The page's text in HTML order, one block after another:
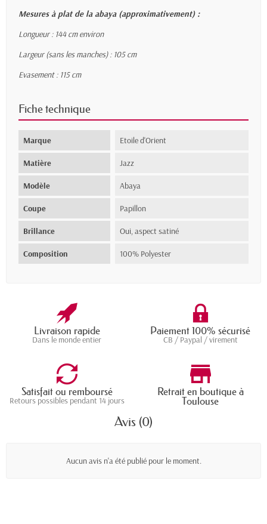
Mesures à plat de la abaya (approximativement) :
Longueur : 144 cm environ
Largeur (sans les manches) : 105 cm
Evasement : 115 cm
Fiche technique
Marque Etoile d'Orient
Matière Jazz
Modèle Abaya
Coupe Papillon
Brillance Oui, aspect satiné
Composition 100% Polyester
Livraison rapide
Dans le monde entier
Paiement 100% sécurisé
CB / Paypal / virement
Satisfait ou remboursé
Retours possibles pendant 14 jours
Retrait en boutique à
Toulouse
Avis (0)
Aucun avis n'a été publié pour le moment.